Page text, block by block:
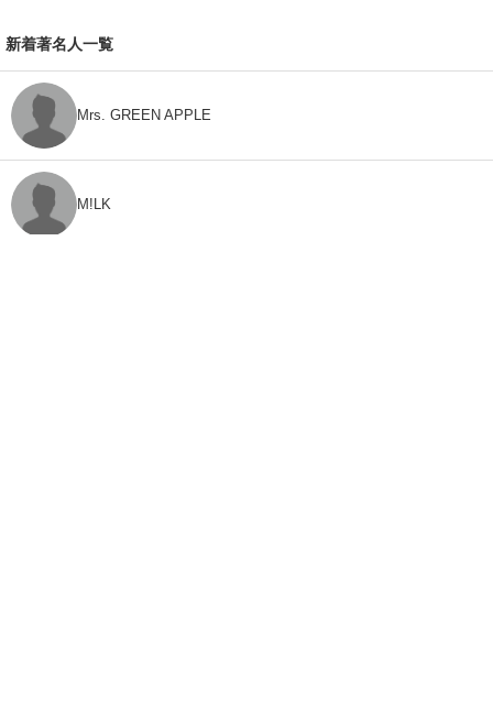
新着著名人一覧
Mrs. GREEN APPLE
M!LK